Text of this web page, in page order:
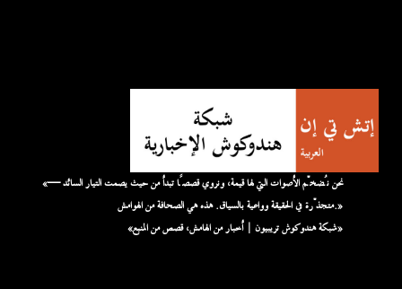
«نحن نُضخّم الأصوات التي لها قيمة، ونروي قصصًا تبدأ من حيث يصمت التيار السائد —
متجذّرة في الحقيقة وواعية بالسياق. هذه هي الصحافة من الهوامش.»
«شبكة هندوكوش تريبيون | أخبار من الهامش، قصص من المنبع»